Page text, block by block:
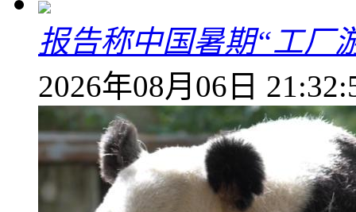
报告称中国暑期“工厂
2026年08月06日